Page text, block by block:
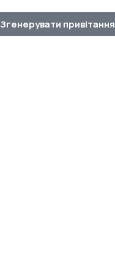
Згенерувати привітання